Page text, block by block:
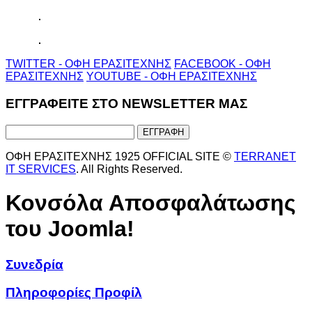
TWITTER - ΟΦΗ ΕΡΑΣΙΤΕΧΝΗΣ FACEBOOK - ΟΦΗ
ΕΡΑΣΙΤΕΧΝΗΣ YOUTUBE - ΟΦΗ ΕΡΑΣΙΤΕΧΝΗΣ
ΕΓΓΡΑΦΕΙΤΕ ΣΤΟ NEWSLETTER ΜΑΣ
ΟΦΗ ΕΡΑΣΙΤΕΧΝΗΣ 1925 OFFICIAL SITE © TERRANET
IT SERVICES. All Rights Reserved.
Κονσόλα Αποσφαλάτωσης
του Joomla!
Συνεδρία
Πληροφορίες Προφίλ